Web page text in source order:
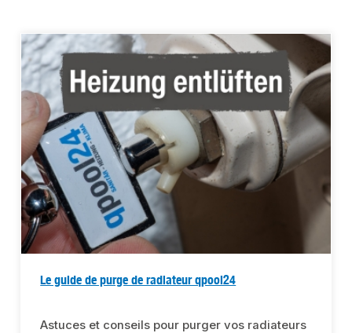
Le guide de purge de radiateur qpool24
Astuces et conseils pour purger vos radiateurs